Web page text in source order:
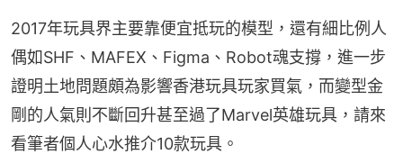
2017年玩具界主要靠便宜抵玩的模型，還有細比例人
偶如SHF、MAFEX、Figma、Robot魂支撐，進一步
證明土地問題頗為影響香港玩具玩家買氣，而變型金
剛的人氣則不斷回升甚至過了Marvel英雄玩具，請來
看筆者個人心水推介10款玩具。